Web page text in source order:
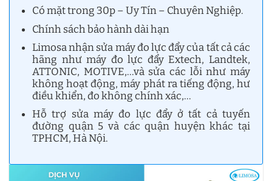
Có mặt trong 30p – Uy Tín – Chuyên Nghiệp.
Chính sách bảo hành dài hạn
Limosa nhận sửa máy đo lực đẩy của tất cả các
hãng như máy đo lực đẩy Extech, Landtek,
ATTONIC, MOTIVE,…và sửa các lỗi như máy
không hoạt động, máy phát ra tiếng động, hư
điều khiển, đo không chính xác,…
Hỗ trợ sửa máy đo lực đẩy ở tất cả tuyến
đường quận 5 và các quận huyện khác tại
TPHCM, Hà Nội.